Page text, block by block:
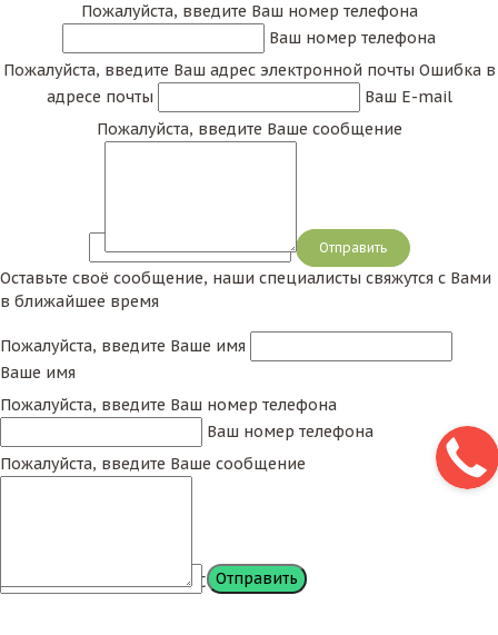
Пожалуйста, введите Ваш номер телефона
Ваш номер телефона
Пожалуйста, введите Ваш адрес электронной почты Ошибка в
адресе почты
Ваш E-mail
Пожалуйста, введите Ваше сообщение
Сообщение
Оставьте своё сообщение, наши специалисты свяжутся с Вами
в ближайшее время
Пожалуйста, введите Ваше имя
Ваше имя
Пожалуйста, введите Ваш номер телефона
Ваш номер телефона
Пожалуйста, введите Ваше сообщение
Сообщение